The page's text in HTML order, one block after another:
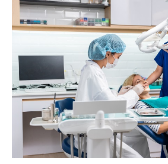
Nice
spécialisé
TCC
déroulement
bienfaits